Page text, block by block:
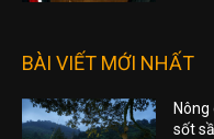
BÀI VIẾT MỚI NHẤT
sốt